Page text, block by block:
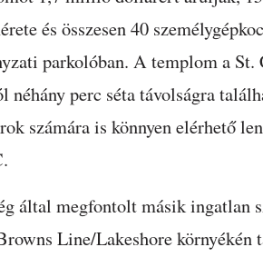
és összesen 40
parkolóban. A templom a St.
perc séta távolságra
számára is könnyen elérhető
által megfontolt másik ingatlan
Line/Lakeshore környékén